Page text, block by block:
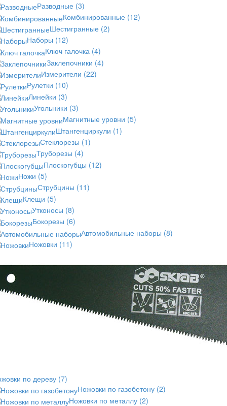
Разводные (3)
Комбинированные (12)
Шестигранные (2)
Наборы (12)
Ключ галочка (4)
Заклепочники (4)
Измерители (22)
Рулетки (10)
Линейки (3)
Угольники (3)
Магнитные уровни (5)
Штангенциркули (1)
Стеклорезы (1)
Труборезы (4)
Плоскогубцы (12)
Ножи (5)
Струбцины (11)
Клещи (5)
Утконосы (8)
Бокорезы (6)
Автомобильные наборы (8)
Ножовки (11)
по дереву (7)
Ножовки по газобетону (2)
Ножовки по металлу (2)